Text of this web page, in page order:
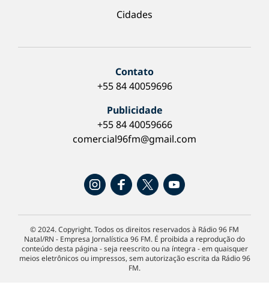
Cidades
Contato
+55 84 40059696
Publicidade
+55 84 40059666
comercial96fm@gmail.com
© 2024. Copyright. Todos os direitos reservados à Rádio 96 FM
Natal/RN - Empresa Jornalística 96 FM. É proibida a reprodução do
conteúdo desta página - seja reescrito ou na íntegra - em quaisquer
meios eletrônicos ou impressos, sem autorização escrita da Rádio 96
FM.